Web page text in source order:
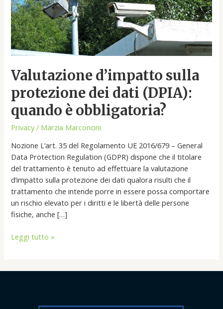
Valutazione d’impatto sulla
protezione dei dati (DPIA):
quando è obbligatoria?
Privacy / Marzia Marconcini
Nozione L’art. 35 del Regolamento UE 2016/679 – General
Data Protection Regulation (GDPR) dispone che il titolare
del trattamento è tenuto ad effettuare la valutazione
d’impatto sulla protezione dei dati qualora risulti che il
trattamento che intende porre in essere possa comportare
un rischio elevato per i diritti e le libertà delle persone
fisiche, anche […]
obbligatoria?
Leggi tutto »